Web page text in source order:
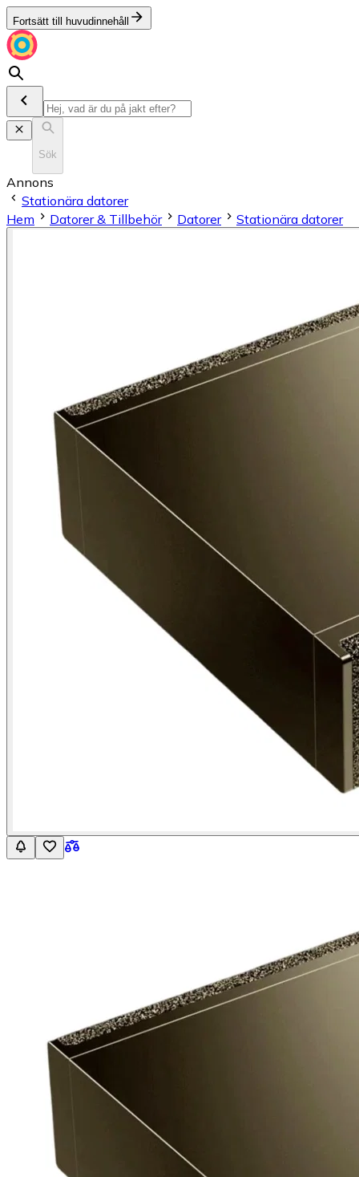
Fortsätt till huvudinnehåll
Sök
Annons
Stationära datorer
Hem
Datorer & Tillbehör Datorer Stationära datorer